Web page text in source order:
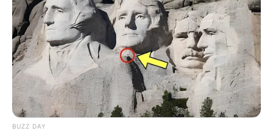
BUZZ DAY